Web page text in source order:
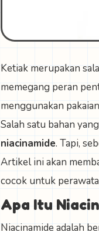
Ketiak merupakan
memegang peran
menggunakan
Salah satu bahan
niacinamide. Tapi,
Artikel ini akan
cocok untuk
Apa Itu
Niacinamide adalah